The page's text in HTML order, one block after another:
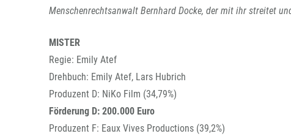
Menschenrechtsanwalt Bernhard Docke, der mit ihr streitet
MISTER
Regie: Emily Atef
Drehbuch: Emily Atef, Lars Hubrich
Produzent D: NiKo Film (34,79%)
Förderung D: 200.000 Euro
Produzent F: Eaux Vives Productions (39,2%)